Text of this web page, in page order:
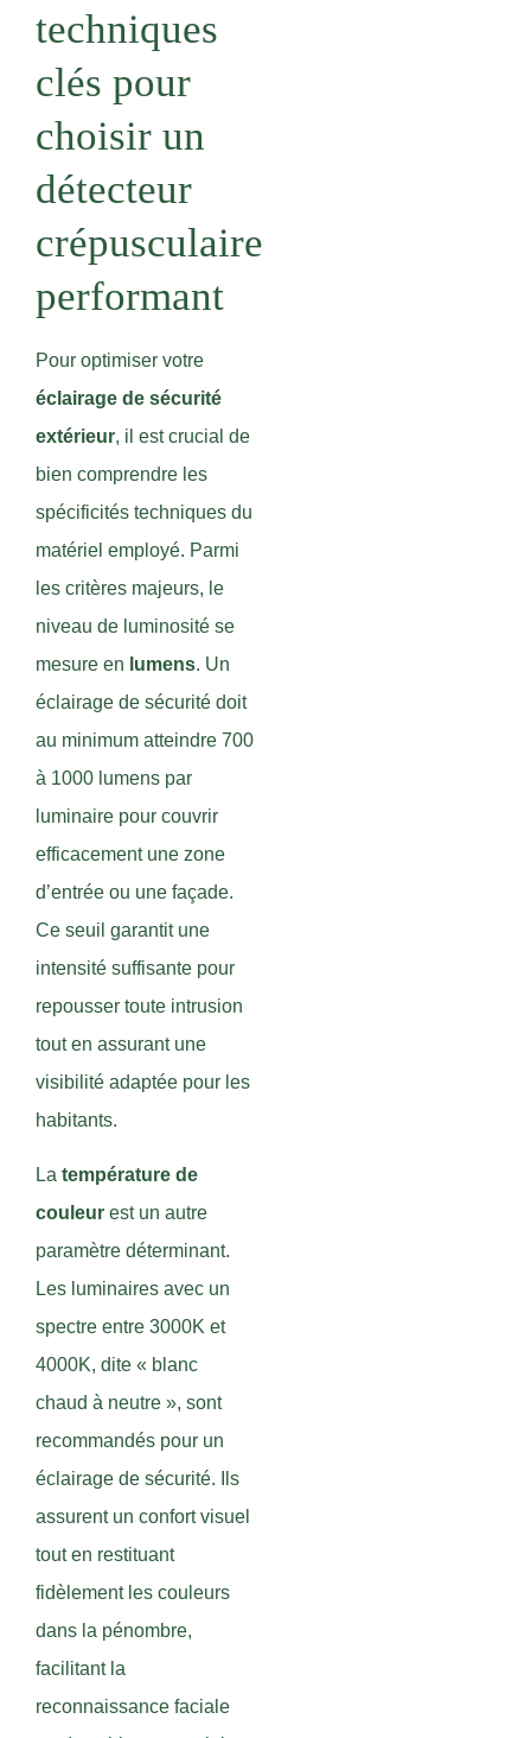
techniques
clés pour
choisir un
détecteur
crépusculaire
performant
Pour optimiser votre
éclairage de sécurité
extérieur, il est crucial de
bien comprendre les
spécificités techniques du
matériel employé. Parmi
les critères majeurs, le
niveau de luminosité se
mesure en lumens. Un
éclairage de sécurité doit
au minimum atteindre 700
à 1000 lumens par
luminaire pour couvrir
efficacement une zone
d’entrée ou une façade.
Ce seuil garantit une
intensité suffisante pour
repousser toute intrusion
tout en assurant une
visibilité adaptée pour les
habitants.
La température de
couleur est un autre
paramètre déterminant.
Les luminaires avec un
spectre entre 3000K et
4000K, dite « blanc
chaud à neutre », sont
recommandés pour un
éclairage de sécurité. Ils
assurent un confort visuel
tout en restituant
fidèlement les couleurs
dans la pénombre,
facilitant la
reconnaissance faciale